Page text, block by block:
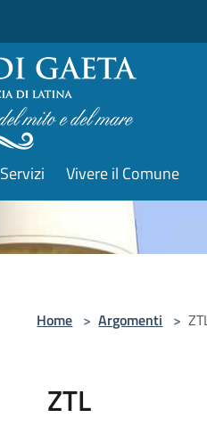
Servizi Vivere il Comune
Home > Argomenti >
ZTL